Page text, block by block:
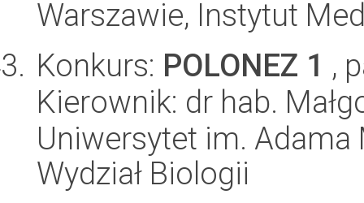
Warszawie, Instytut
Konkurs: POLONEZ 1 ,
Kierownik: dr hab.
Uniwersytet im.
Wydział Biologii